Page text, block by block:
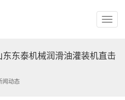
东泰机械润滑油灌装机直击
闻动态